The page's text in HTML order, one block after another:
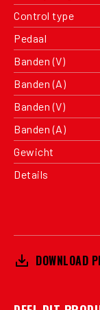
Control type
Pedaal
Banden (V)
Banden (A)
Banden (V)
Banden (A)
Gewicht
Details
DOWNLOAD